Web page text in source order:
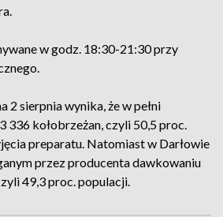
w godz. 18:30-21:30 przy
2 sierpnia wynika, że w pełni
336 kołobrzeżan, czyli 50,5 proc.
preparatu. Natomiast w Darłowie
przez producenta dawkowaniu
49,3 proc. populacji.